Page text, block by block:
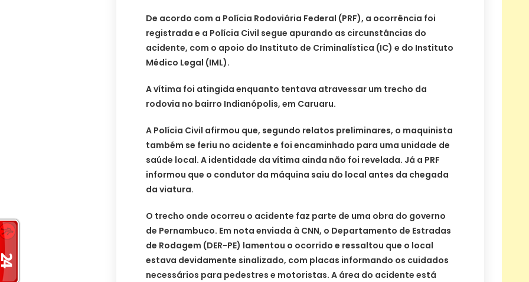
De acordo com a Polícia Rodoviária Federal (PRF), a ocorrência foi
registrada e a Polícia Civil segue apurando as circunstâncias do
acidente, com o apoio do Instituto de Criminalística (IC) e do Instituto
Médico Legal (IML).
A vítima foi atingida enquanto tentava atravessar um trecho da
rodovia no bairro Indianópolis, em Caruaru.
A Polícia Civil afirmou que, segundo relatos preliminares, o maquinista
também se feriu no acidente e foi encaminhado para uma unidade de
saúde local. A identidade da vítima ainda não foi revelada. Já a PRF
informou que o condutor da máquina saiu do local antes da chegada
da viatura.
O trecho onde ocorreu o acidente faz parte de uma obra do governo
de Pernambuco. Em nota enviada à CNN, o Departamento de Estradas
de Rodagem (DER-PE) lamentou o ocorrido e ressaltou que o local
estava devidamente sinalizado, com placas informando os cuidados
necessários para pedestres e motoristas. A área do acidente está